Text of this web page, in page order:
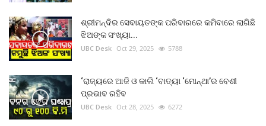
ଶ୍ରୀମନ୍ଦିର ସେବାୟତଙ୍କ ପରିବାରରେ କମିବାରେ ଲାଗିଛି
ଝିଅଙ୍କ ସଂଖ୍ୟା...
UBC Desk Oct 29, 2025 5788
‘ରାଜ୍ୟରେ ଆଜି ଓ କାଲି ‘ବାତ୍ୟା ‘ମୋନ୍ଥା’ର ବେଶୀ
ପ୍ରଭାବ ରହିବ
UBC Desk Oct 28, 2025 6272